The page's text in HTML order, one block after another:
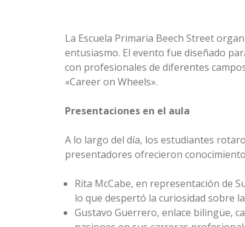
La Escuela Primaria Beech Street
entusiasmo. El evento fue diseñado
con profesionales de diferentes
«Career on Wheels».
Presentaciones en el aula
A lo largo del día, los estudiantes
presentadores ofrecieron
Rita McCabe, en representación de
lo que despertó la curiosidad sobre
Gustavo Guerrero, enlace bilingüe,